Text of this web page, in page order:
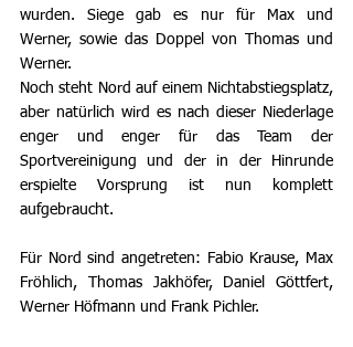
wurden. Siege gab es nur für Max und
Werner, sowie das Doppel von Thomas und
Werner.
Noch steht Nord auf einem Nichtabstiegsplatz,
aber natürlich wird es nach dieser Niederlage
enger und enger für das Team der
Sportvereinigung und der in der Hinrunde
erspielte Vorsprung ist nun komplett
aufgebraucht.
Für Nord sind angetreten: Fabio Krause, Max
Fröhlich, Thomas Jakhöfer, Daniel Göttfert,
Werner Höfmann und Frank Pichler.